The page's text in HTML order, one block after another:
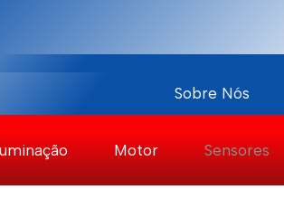
Sobre Nós
Motor Sensores